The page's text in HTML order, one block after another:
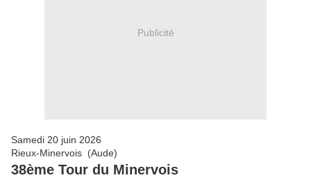
Publicité
Samedi 20 juin 2026
Rieux-Minervois (Aude)
38ème Tour du Minervois